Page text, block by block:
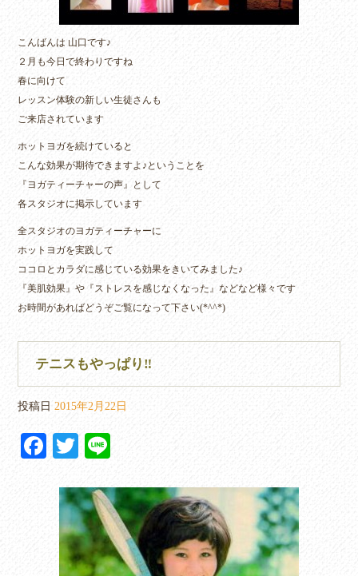
こんばんは 山口です♪
２月も今日で終わりですね
春に向けて
レッスン体験の新しい生徒さんも
ご来店されています
ホットヨガを続けていると
こんな効果が期待できますよ♪ということを
『ヨガティーチャーの声』として
各スタジオに掲示しています
全スタジオのヨガティーチャーに
ホットヨガを実践して
ココロとカラダに感じている効果をきいてみました♪
『美肌効果』や『ストレスを感じなくなった』などなど様々です
お時間があればどうぞご覧になって下さい(*^^*)
テニスもやっぱり‼︎
投稿日 2015年2月22日
Fa
bo
ok
T
tte
r